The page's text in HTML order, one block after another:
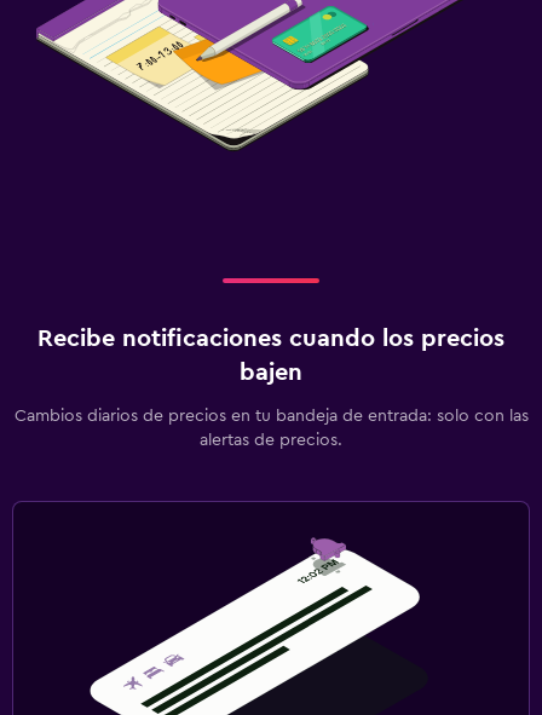
Recibe notificaciones cuando los precios
bajen
Cambios diarios de precios en tu bandeja de entrada: solo con las
alertas de precios.